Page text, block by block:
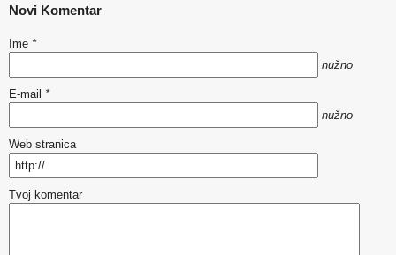
Novi Komentar
Ime *
nužno
E-mail *
nužno
Web stranica
Tvoj komentar